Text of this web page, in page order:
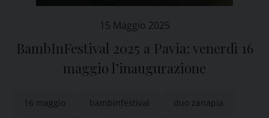
15 Maggio 2025
BambInFestival 2025 a Pavia: venerdì 16
maggio l’inaugurazione
16 maggio bambinfestival duo zanapia